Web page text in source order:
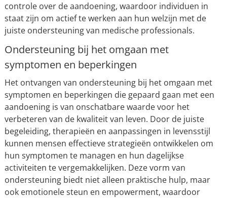
controle over de aandoening, waardoor individuen in
staat zijn om actief te werken aan hun welzijn met de
juiste ondersteuning van medische professionals.
Ondersteuning bij het omgaan met
symptomen en beperkingen
Het ontvangen van ondersteuning bij het omgaan met
symptomen en beperkingen die gepaard gaan met een
aandoening is van onschatbare waarde voor het
verbeteren van de kwaliteit van leven. Door de juiste
begeleiding, therapieën en aanpassingen in levensstijl
kunnen mensen effectieve strategieën ontwikkelen om
hun symptomen te managen en hun dagelijkse
activiteiten te vergemakkelijken. Deze vorm van
ondersteuning biedt niet alleen praktische hulp, maar
ook emotionele steun en empowerment, waardoor